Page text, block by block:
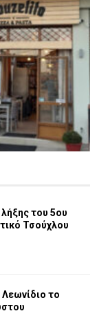
του 5ου
Τσούχλου
το